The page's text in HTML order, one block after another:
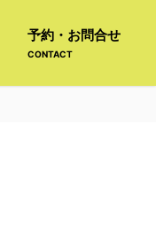
予約・お問合せ
CONTACT